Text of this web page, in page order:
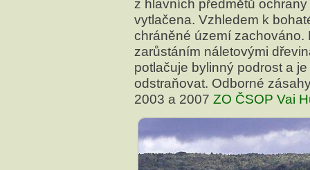
z hlavních předmětů
vytlačena. Vzhledem k
chráněné území zachováno.
zarůstáním náletovými
potlačuje bylinný podrost a
odstraňovat. Odborné
2003 a 2007 ZO ČSOP Vai